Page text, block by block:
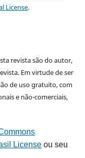
License.
revista são do autor,
Em virtude de ser
de uso gratuito, com
e não-comerciais,
Licenseou seu